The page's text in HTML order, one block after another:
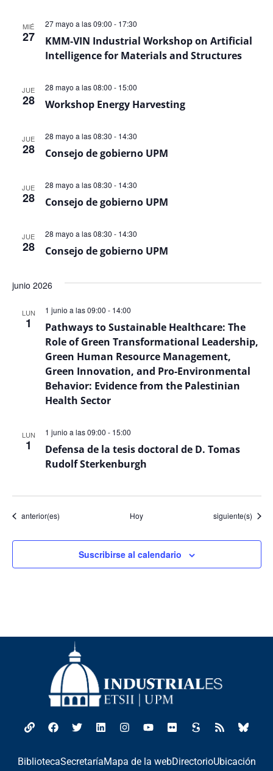
MIÉ
27
KMM-VIN Industrial Workshop on Artificial
Intelligence for Materials and Structures
27 mayo a las 09:00 - 17:30
JUE
28 Workshop Energy Harvesting
28 mayo a las 08:00 - 15:00
JUE
28 Consejo de gobierno UPM
28 mayo a las 08:30 - 14:30
JUE
28 Consejo de gobierno UPM
28 mayo a las 08:30 - 14:30
JUE
28 Consejo de gobierno UPM
28 mayo a las 08:30 - 14:30
junio 2026
LUN
1
Pathways to Sustainable Healthcare: The
Role of Green Transformational Leadership,
Green Human Resource Management,
Green Innovation, and Pro-Environmental
Behavior: Evidence from the Palestinian
Health Sector
1 junio a las 09:00 - 14:00
LUN
1
Defensa de la tesis doctoral de D. Tomas
Rudolf Sterkenburgh
1 junio a las 09:00 - 15:00
Eventos
anterior(es) Hoy Eventos
siguiente(s)
Suscribirse al calendario
BibliotecaSecretaríaMapa de la webDirectorioUbicación